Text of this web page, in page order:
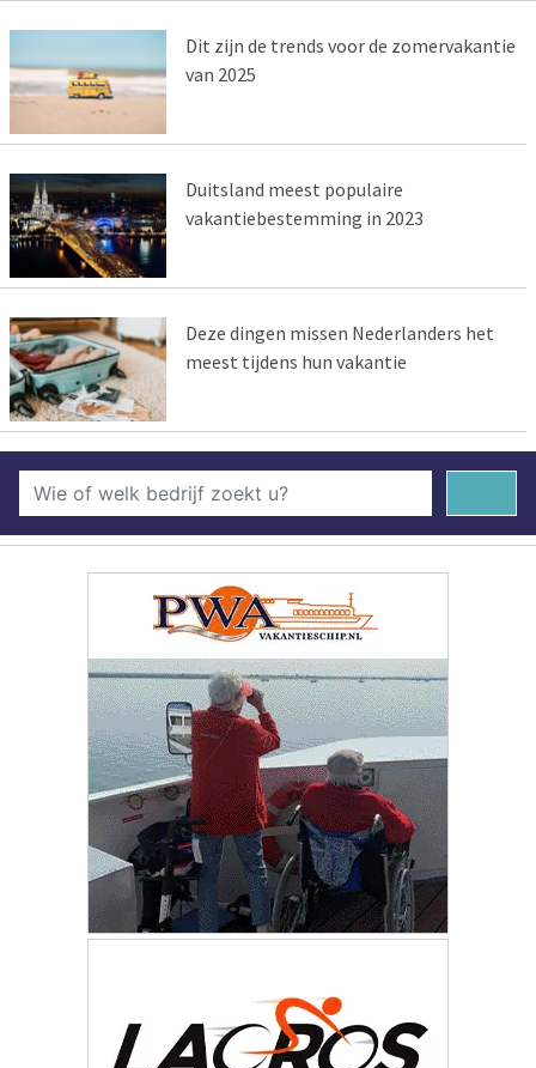
Dit zijn de trends voor de zomervakantie
van 2025
Duitsland meest populaire
vakantiebestemming in 2023
Deze dingen missen Nederlanders het
meest tijdens hun vakantie